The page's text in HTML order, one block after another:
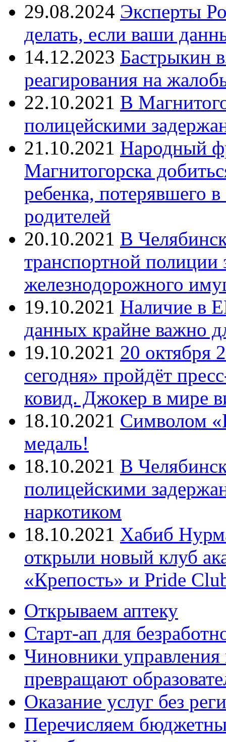
29.08.2024 Эксперты
делать, если ваши
14.12.2023 Бастрыкин
реагирования на
22.10.2021 В
полицейскими
21.10.2021 Народный
Магнитогорска
ребенка, потерявшего
родителей
20.10.2021 В
транспортной
железнодорожного
19.10.2021 Наличие в
данных крайне важно
19.10.2021 20 октября
сегодня» пройдёт
ковид. Джокер в мире
18.10.2021 Символом
медаль!
18.10.2021 В
полицейскими
наркотиком
18.10.2021 Хабиб
открыли новый клуб
«Крепость» и Pride
Открываем аптеку
Старт-ап для
Чиновники
превращают
Оказание услуг без
Перечисляем